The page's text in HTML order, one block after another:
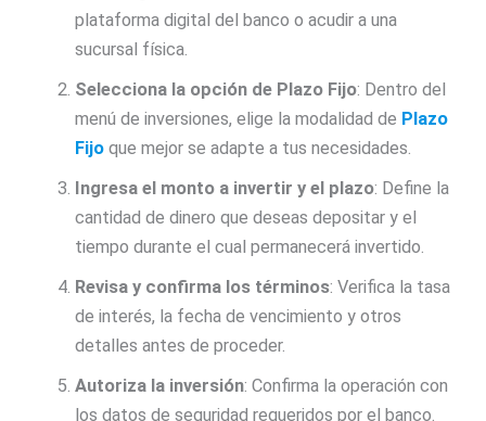
plataforma digital del banco o acudir a una
sucursal física.
Selecciona la opción de Plazo Fijo: Dentro del
menú de inversiones, elige la modalidad de Plazo
Fijoque mejor se adapte a tus necesidades.
Ingresa el monto a invertir y el plazo: Define la
cantidad de dinero que deseas depositar y el
tiempo durante el cual permanecerá invertido.
Revisa y confirma los términos: Verifica la tasa
de interés, la fecha de vencimiento y otros
detalles antes de proceder.
Autoriza la inversión: Confirma la operación con
los datos de seguridad requeridos por el banco.